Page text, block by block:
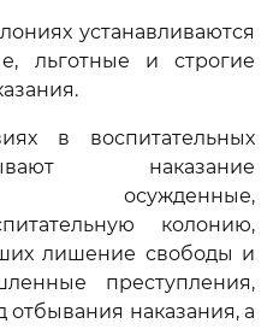
устанавливаются
льготные и строгие
в воспитательных
наказание
осужденные,
колонию,
лишение свободы и
преступления,
наказания, а